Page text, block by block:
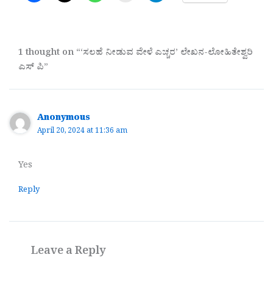
1 thought on “‘ಸಲಹೆ ನೀಡುವ ವೇಳೆ ಎಚ್ಚರ’ ಲೇಖನ-ಲೋಹಿತೇಶ್ವರಿ
ಎಸ್ ಪಿ”
Anonymous
April 20, 2024 at 11:36 am
Yes
Reply
Leave a Reply